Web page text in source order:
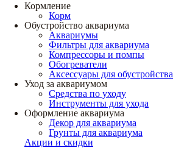
Кормление
Корм
Обустройство аквариума
Аквариумы
Фильтры для аквариума
Компрессоры и помпы
Обогреватели
Аксессуары для обустройства
Уход за аквариумом
Средства по уходу
Инструменты для ухода
Оформление аквариума
Декор для аквариума
Грунты для аквариума
Акции и скидки